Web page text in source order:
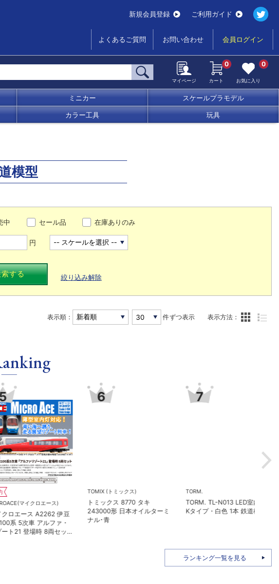
新規会員登録 ご利用ガイド
よくあるご質問 お問い合わせ 会員ログイン
マイページ カート
0
お気に入り
0
ミニカー スケールプラモデル
カラー工具 玩具
模型
中 セール品 在庫ありのみ
円
する 絞り込み解除
表示順： 件ずつ表示 表示方法：
イクロエース)
ス A2262 伊豆
次車 アルファ・
登場時 8両セッ
TOMIX (トミックス)
トミックス 8770 タキ
243000形 日本オイルターミ
ナル･青
TORM. TL-N013 LED室内灯
Kタイプ・白色 1本 鉄道模型
ランキング一覧を見る